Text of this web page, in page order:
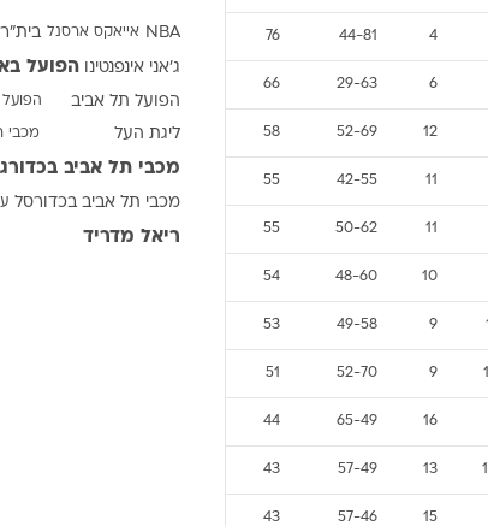
ענפים נוספים
לוח שידורים
החידה של ספורט1
ארכיון מדורים מחוץ לקווים
4
44-81
76
6
29-63
66
12
52-69
58
11
42-55
55
11
50-62
55
10
48-60
54
9
49-58
53
9
52-70
51
16
65-49
44
13
57-49
43
15
57-46
43
NBA אייאקס ארסנל בית"ר
ג'אני אינפנטינו הפועל
הפועל תל אביב
ליגת העל מכבי
מכבי תל אביב
מכבי תל אביב בכדורסל
ריאל מדריד